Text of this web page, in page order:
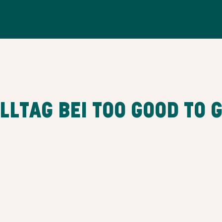
BEI TOO GOOD TO